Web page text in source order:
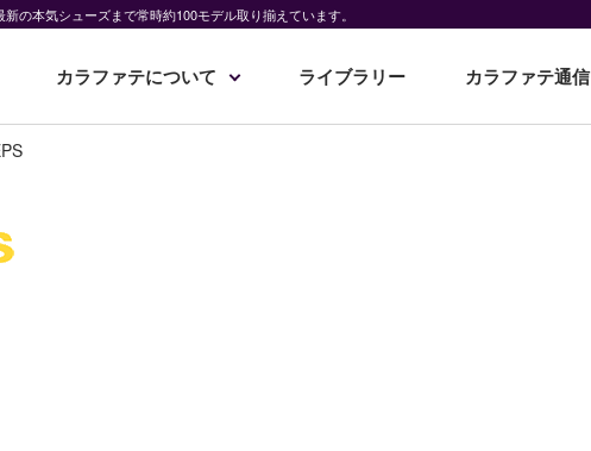
の本気シューズまで常時約100モデル取り揃えています。
カラファテについて ライブラリー カラファテ通信